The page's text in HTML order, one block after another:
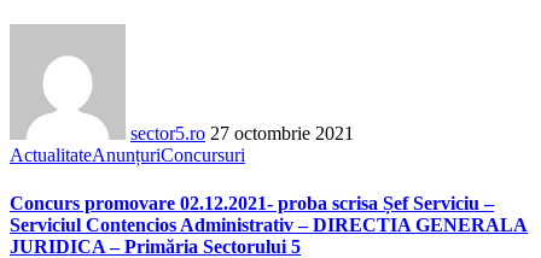
sector5.ro 27 octombrie 2021
ActualitateAnunțuriConcursuri
Concurs promovare 02.12.2021- proba scrisa Șef Serviciu –
Serviciul Contencios Administrativ – DIRECTIA GENERALA
JURIDICA – Primăria Sectorului 5